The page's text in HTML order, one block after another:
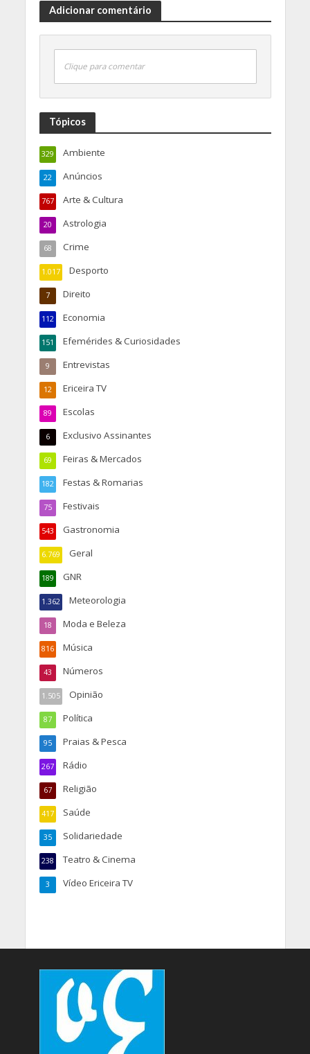
Adicionar comentário
Clique para comentar
Tópicos
Ambiente
329
Anúncios
22
Arte & Cultura
767
Astrologia
20
Crime
68
Desporto
1.017
Direito
7
Economia
112
Efemérides & Curiosidades
151
Entrevistas
9
Ericeira TV
12
Escolas
89
Exclusivo Assinantes
6
Feiras & Mercados
69
Festas & Romarias
182
Festivais
75
Gastronomia
543
Geral
6.769
GNR
189
Meteorologia
1.362
Moda e Beleza
18
Música
816
Números
43
Opinião
1.505
Política
87
Praias & Pesca
95
Rádio
267
Religião
67
Saúde
417
Solidariedade
35
Teatro & Cinema
238
Vídeo Ericeira TV
3